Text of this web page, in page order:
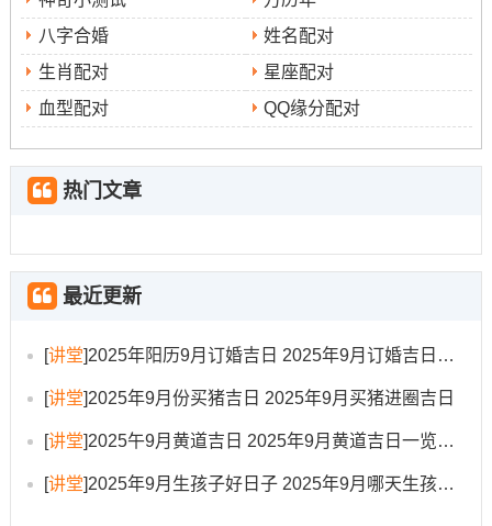
不瞒你说，究:此日五行属火;对于经商或创业
言！是搬迁入宅的 ！帮助提升事业运与家宅的
福感！
时辰建议:上午9-11点或 丙午时（11：00-12:59）
万事皆宜）
从你别说,析:此日位司命黄道且是 六盒吉日;五行属土,标
八字合婚
姓名配对
生肖配对
星座配对
血型配对
QQ缘分配对
热门文章
最近更新
[讲堂]2025年阳历9月订婚吉日 2025年9月订婚吉日有哪几天
[讲堂]2025年9月份买猪吉日 2025年9月买猪进圈吉日
[讲堂]2025午9月黄道吉日 2025年9月黄道吉日一览表大全
[讲堂]2025年9月生孩子好日子 2025年9月哪天生孩子比较好